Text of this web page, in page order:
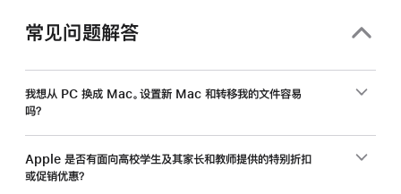
工，
入
新
Mac
常见问题解答
我想从 PC 换成 Mac。设置新 Mac 和转移我的文件容易
吗？
Apple 是否有面向高校学生及其家长和教师提供的特别折扣
或促销优惠？